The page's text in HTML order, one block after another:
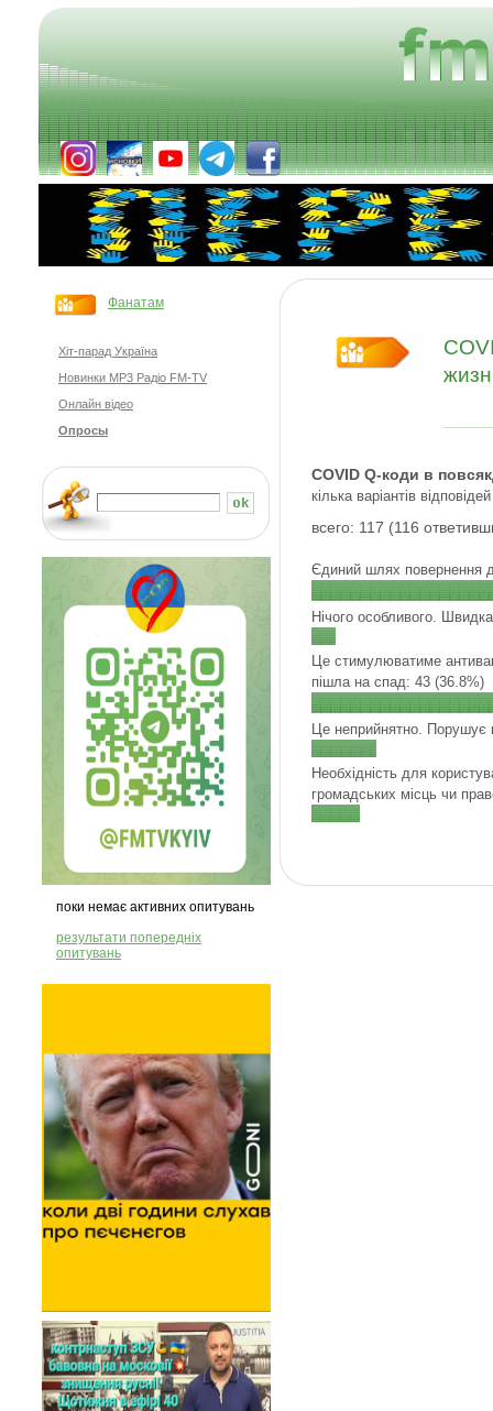
Фанатам
Хіт-парад Україна
Новинки MP3 Радіо FM-TV
Онлайн відео
Опросы
поки немає активних опитувань
результати попередніх
опитувань
COVID Q-коди в
кілька варіантів відповідей
всего: 117 (116
Єдиний шлях повернення
Нічого особливого.
Це стимулюватиме
пішла на спад: 43 (36.8%)
Це неприйнятно. Порушує
Необхідність для
громадських місць чи